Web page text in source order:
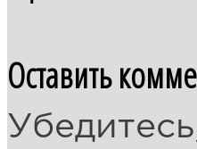
Оставить